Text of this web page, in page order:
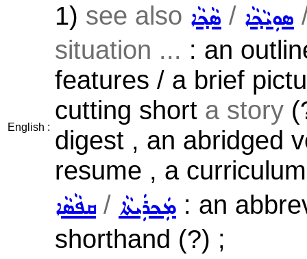
English :
1) see also ܣܵܟ݂ܵܐ / ܣܘܼܝܵܟ݂ܵܐ
situation ... : an
features / a brief
cutting short a story
digest , an abridged
resume , a
ܩܦܵܣܵܐ / ܡܲܟܪܲܝܬܵܐ : an
shorthand (?) ;